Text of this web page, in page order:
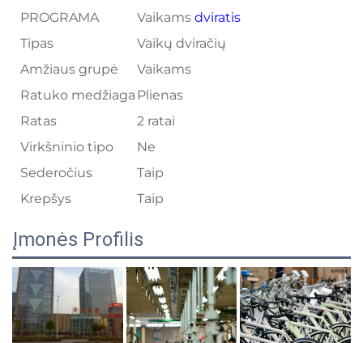
PROGRAMA
Vaikams dviratis
Tipas
Vaikų dviračių
Amžiaus grupė
Vaikams
Ratuko medžiaga Plienas
Ratas
2 ratai
Virkšninio tipo
Ne
Sederočius
Taip
Krepšys
Taip
Įmonės Profilis